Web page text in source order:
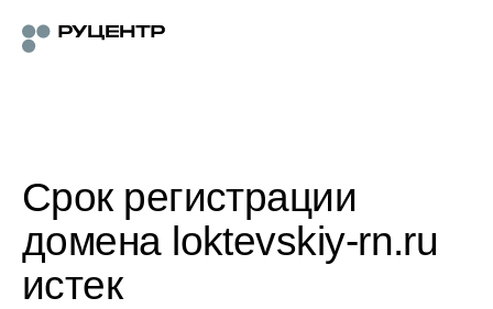
Срок регистрации
домена loktevskiy-rn.ru
истек